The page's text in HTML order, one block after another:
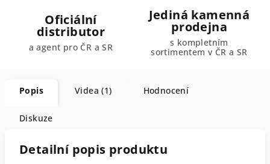
Oficiální
distributor
a agent pro ČR a SR
Jediná kamenná
prodejna
s kompletním
sortimentem v ČR a SR
Popis Videa (1) Hodnocení
Diskuze
Detailní popis produktu